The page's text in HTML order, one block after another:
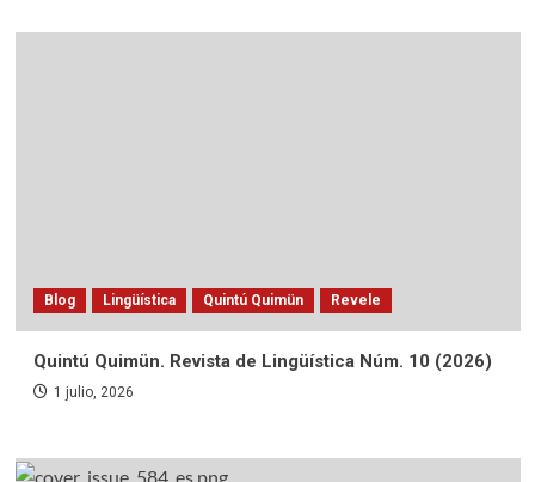
Blog Lingüística Quintú Quimün Revele
Quintú Quimün. Revista de Lingüística Núm. 10 (2026)
1 julio, 2026